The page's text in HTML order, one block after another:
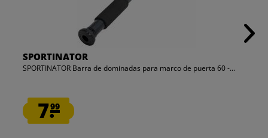
SPORTINATOR
SPORTINATOR Barra de dominadas para marco de puerta 60 -...
7.99